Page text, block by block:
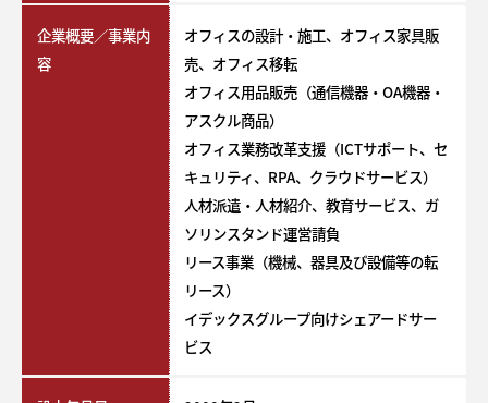
企業概要／事業内
容
オフィスの設計・施工、オフィス家具販
売、オフィス移転
オフィス用品販売（通信機器・OA機器・
アスクル商品）
オフィス業務改革支援（ICTサポート、セ
キュリティ、RPA、クラウドサービス）
人材派遣・人材紹介、教育サービス、ガ
ソリンスタンド運営請負
リース事業（機械、器具及び設備等の転
リース）
イデックスグループ向けシェアードサー
ビス